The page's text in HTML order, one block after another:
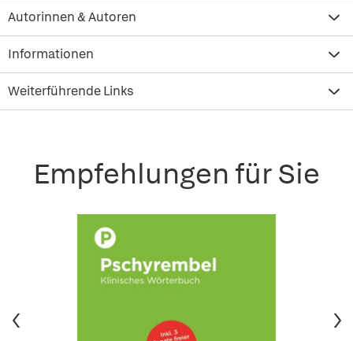
Autorinnen & Autoren
Informationen
Weiterführende Links
Empfehlungen für Sie